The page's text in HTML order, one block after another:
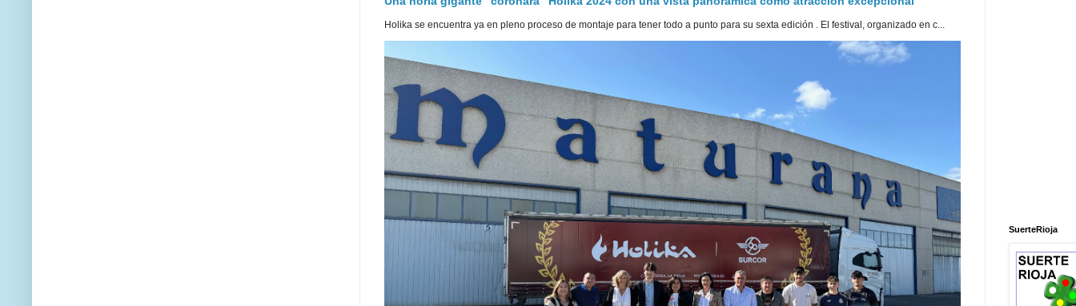
Holika se encuentra ya en pleno proceso de montaje para tener todo a punto para su sexta edición . El festival, organizado en c...
SuerteRioja